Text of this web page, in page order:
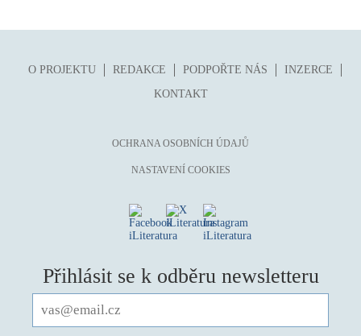
O PROJEKTU REDAKCE PODPOŘTE NÁS
INZERCE
KONTAKT
OCHRANA OSOBNÍCH ÚDAJŮ
NASTAVENÍ COOKIES
Přihlásit se k odběru newsletteru